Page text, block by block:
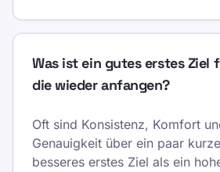
Was ist ein gutes erstes Ziel
die wieder anfangen?
Oft sind Konsistenz, Komfort
Genauigkeit über ein paar
besseres erstes Ziel als ein